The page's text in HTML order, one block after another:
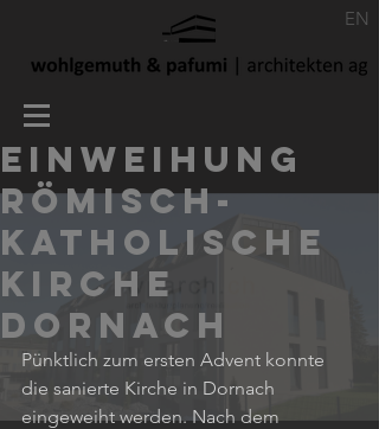
EN
Einweihung
römisch-
katholische
Kirche
Dornach
Pünktlich zum ersten Advent konnte
die sanierte Kirche in Dornach
eingeweiht werden. Nach dem